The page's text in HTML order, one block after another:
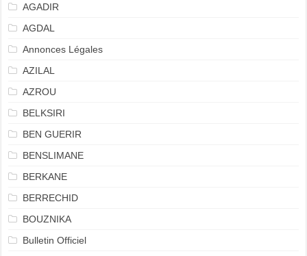
AGADIR
AGDAL
Annonces Légales
AZILAL
AZROU
BELKSIRI
BEN GUERIR
BENSLIMANE
BERKANE
BERRECHID
BOUZNIKA
Bulletin Officiel